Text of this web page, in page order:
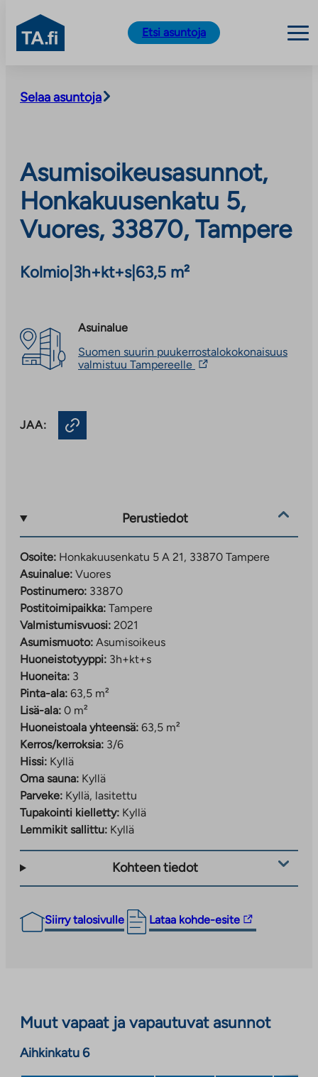
sisältöön
TA.fi
Etsi asuntoja
Selaa asuntoja
Asumisoikeusasunnot,
Honkakuusenkatu 5,
Vuores, 33870, Tampere
Kolmio 3h+kt+s| 63,5 m²
Asuinalue
Suomen suurin puukerrostalokokonaisuus
valmistuu Tampereelle Linkki
JAA:
Perustiedot
Osoite: Honkakuusenkatu 5 A 21, 33870 Tampere
Asuinalue: Vuores
Postinumero: 33870
Postitoimipaikka: Tampere
Valmistumisvuosi: 2021
Asumismuoto: Asumisoikeus
Huoneistotyyppi: 3h+kt+s
Huoneita: 3
Pinta-ala: 63,5 m²
Lisä-ala: 0 m²
Huoneistoala yhteensä: 63,5 m²
Kerros/kerroksia: 3/6
Hissi: Kyllä
Oma sauna: Kyllä
Parveke: Kyllä, lasitettu
Tupakointi kielletty: Kyllä
Lemmikit sallittu: Kyllä
Kohteen tiedot
Siirry talosivulle Lataa kohde-esite
Linkki
vie
uuteen
Muut vapaat ja vapautuvat asunnot
Aihkinkatu 6